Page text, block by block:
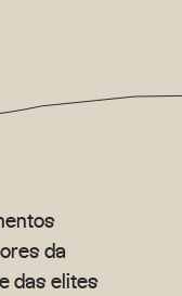
da
das elites